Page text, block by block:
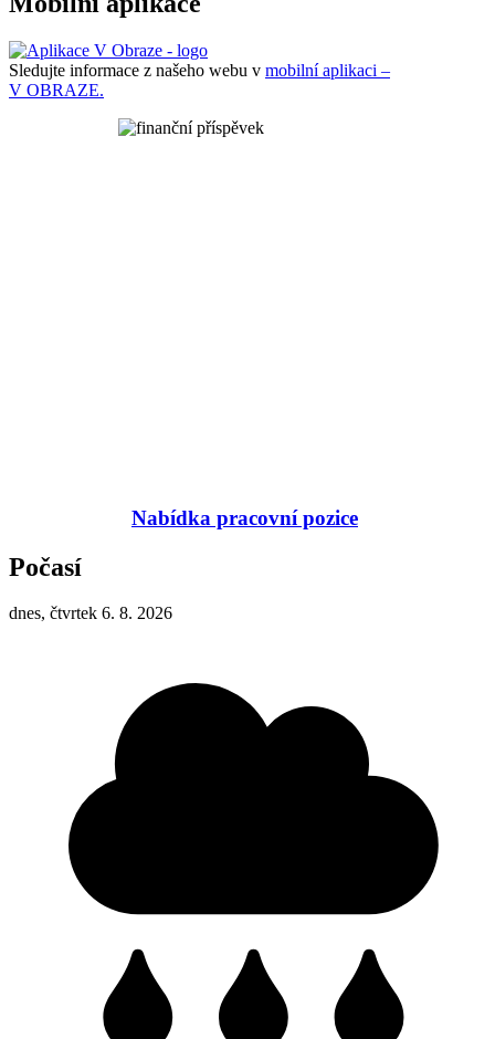
Sledujte informace z našeho webu v mobilní aplikaci –
V OBRAZE.
Nabídka pracovní pozice
Počasí
dnes, čtvrtek 6. 8. 2026